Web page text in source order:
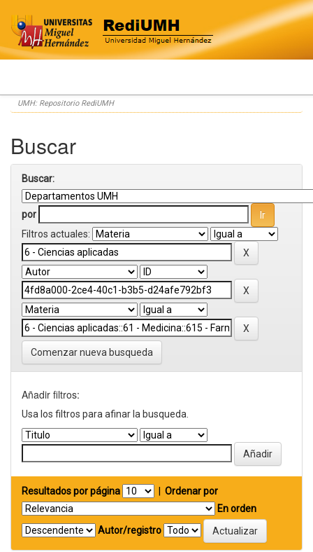
Skip
navigation
UMH: Repositorio RediUMH
Buscar
Buscar:
por
Filtros actuales:
Comenzar nueva busqueda
Añadir filtros:
Usa los filtros para afinar la busqueda.
Resultados por página
Ordenar por
En orden
Autor/registro